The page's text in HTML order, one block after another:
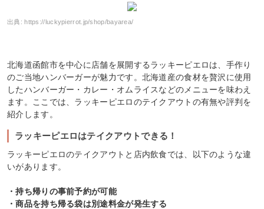
出典:https://luckypierrot.jp/shop/bayarea/
北海道函館市を中心に店舗を展開するラッキーピエロは、手作り
のご当地ハンバーガーが魅力です。北海道産の食材を贅沢に使用
したハンバーガー・カレー・オムライスなどのメニューを味わえ
ます。ここでは、ラッキーピエロのテイクアウトの有無や評判を
紹介します。
ラッキーピエロはテイクアウトできる！
ラッキーピエロのテイクアウトと店内飲食では、以下のような違
いがあります。
・持ち帰りの事前予約が可能
・商品を持ち帰る袋は別途料金が発生する